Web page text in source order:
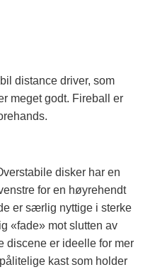
distance driver, som
meget godt. Fireball er
disker har en
for en høyrehendt
er særlig nyttige i sterke
«fade» mot slutten av
discene er ideelle for mer
kast som holder